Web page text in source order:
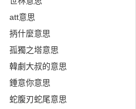
att意思
抦什麼意思
孤獨之塔意思
韓劇大叔的意思
鍾意你意思
蛇腹刃蛇尾意思